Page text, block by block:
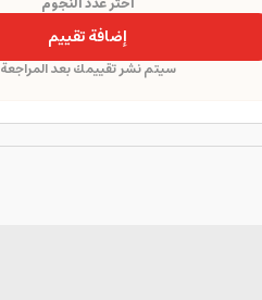
إضافة تقييم
سيتم نشر تقييمك بعد المراجعة